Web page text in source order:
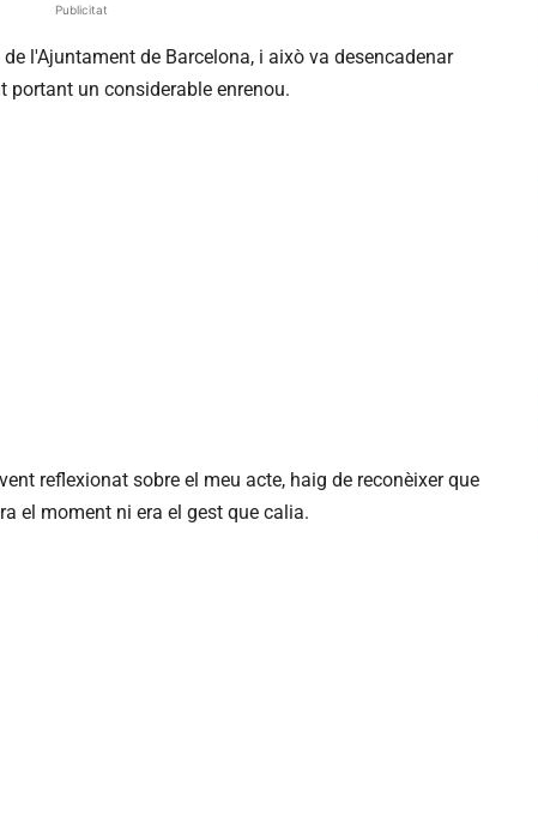
Publicitat
l'Ajuntament de Barcelona, i això va desencadenar
portant un considerable enrenou.
reflexionat sobre el meu acte, haig de reconèixer que
el moment ni era el gest que calia.